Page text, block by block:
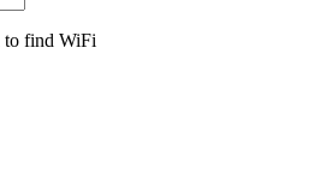
to find WiFi